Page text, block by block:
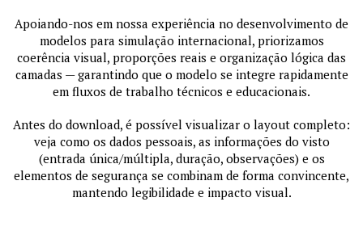
Apoiando-nos em nossa experiência no desenvolvimento de
modelos para simulação internacional, priorizamos
coerência visual, proporções reais e organização lógica das
camadas — garantindo que o modelo se integre rapidamente
em fluxos de trabalho técnicos e educacionais.
Antes do download, é possível visualizar o layout completo:
veja como os dados pessoais, as informações do visto
(entrada única/múltipla, duração, observações) e os
elementos de segurança se combinam de forma convincente,
mantendo legibilidade e impacto visual.